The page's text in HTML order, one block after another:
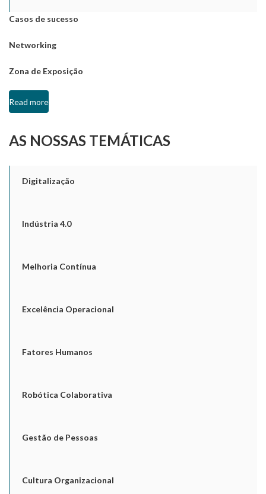
Casos de sucesso
Networking
Zona de Exposição
Read more
AS NOSSAS TEMÁTICAS
Digitalização
Indústria 4.0
Melhoria Contínua
Excelência Operacional
Fatores Humanos
Robótica Colaborativa
Gestão de Pessoas
Cultura Organizacional